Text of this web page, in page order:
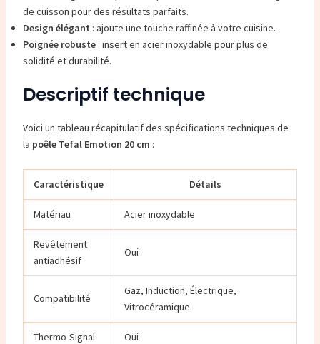
de cuisson pour des résultats parfaits.
Design élégant : ajoute une touche raffinée à votre cuisine.
Poignée robuste: insert en acier inoxydable pour plus de
solidité et durabilité.
Descriptif technique
Voici un tableau récapitulatif des spécifications techniques de
la poêle Tefal Emotion 20 cm :
Caractéristique Détails
Matériau Acier inoxydable
Revêtement
antiadhésif
Oui
Compatibilité
Gaz, Induction, Électrique,
Vitrocéramique
Thermo-Signal Oui